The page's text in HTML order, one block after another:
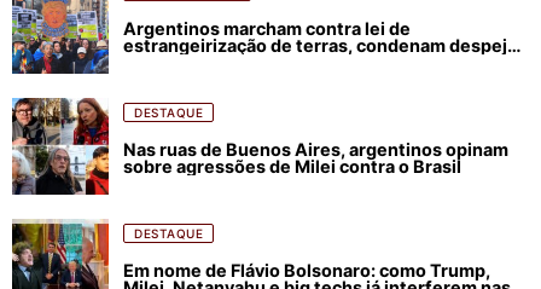
Argentinos marcham contra lei de
estrangeirização de terras, condenam despejos
DESTAQUE
Nas ruas de Buenos Aires, argentinos opinam
sobre agressões de Milei contra o Brasil
DESTAQUE
Em nome de Flávio Bolsonaro: como Trump,